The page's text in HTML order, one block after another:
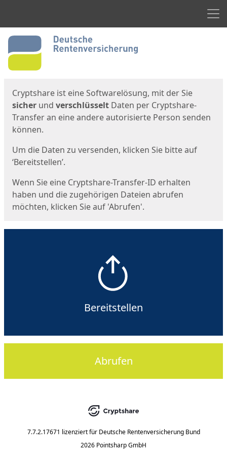
Start
Cryptshare ist eine Softwarelösung, mit der Sie
sicher und verschlüsselt Daten per Cryptshare-
Transfer an eine andere autorisierte Person senden
können.
Um die Daten zu versenden, klicken Sie bitte auf
‘Bereitstellen’.
Wenn Sie eine Cryptshare-Transfer-ID erhalten
haben und die zugehörigen Dateien abrufen
möchten, klicken Sie auf 'Abrufen'.
Bereitstellen
Abrufen
7.7.2.17671 lizenziert für Deutsche Rentenversicherung Bund
2026 Pointsharp GmbH